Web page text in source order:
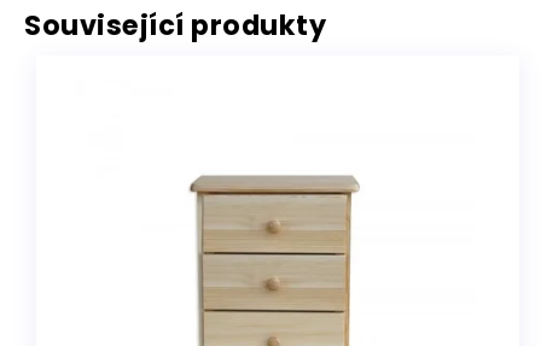
Související produkty